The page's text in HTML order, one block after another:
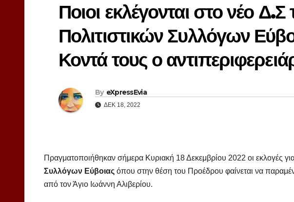
Ποιοι εκλέγονται στο νέο
Πολιτιστικών Συλλόγων
Κοντά τους ο
By eXpressEvia
ΔΕΚ 18, 2022
Πραγματοποιήθηκαν σήμερα Κυριακή 18 Δεκεμβρίου 2022 οι εκλογές
Συλλόγων Εύβοιας όπου στην θέση του Προέδρου φαίνεται να
από τον Άγιο Ιωάννη Αλιβερίου.